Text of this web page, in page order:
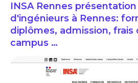
INSA Rennes
d'ingénieurs à Rennes:
diplômes, admission, frais
campus …